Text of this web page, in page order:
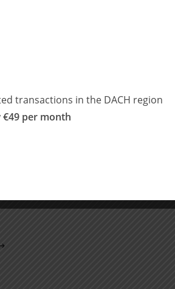
transactions in the DACH region
€49 per month